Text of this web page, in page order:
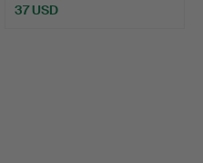
37 USD